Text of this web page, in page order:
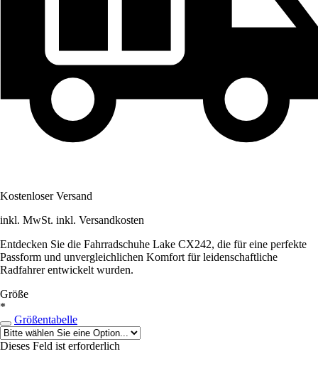
Kostenloser Versand
inkl. MwSt. inkl. Versandkosten
Entdecken Sie die Fahrradschuhe Lake CX242, die für eine perfekte
Passform und unvergleichlichen Komfort für leidenschaftliche
Radfahrer entwickelt wurden.
Größe
*
Größentabelle
Dieses Feld ist erforderlich